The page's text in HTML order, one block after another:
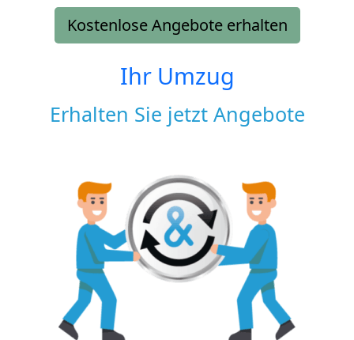
Kostenlose Angebote erhalten
Ihr Umzug
Erhalten Sie jetzt Angebote